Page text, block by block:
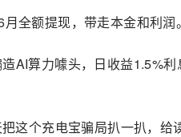
全额提现，带走本金和利润。
AI算力噱头，日收益1.5%利
这个充电宝骗局扒一扒，给